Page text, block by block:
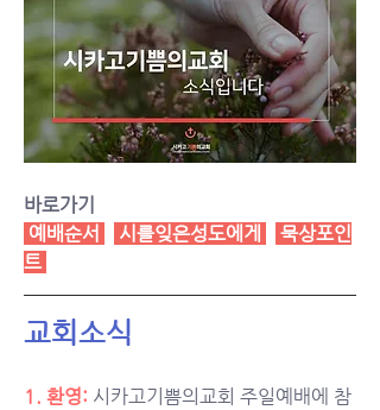
바로가기
예배순서
시를잊은성도에게
묵상포인
트
교회소식
1. 환영: 시카고기쁨의교회 주일예배에 참